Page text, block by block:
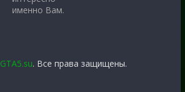
именно Вам.
GTA5.su. Все права защищены.